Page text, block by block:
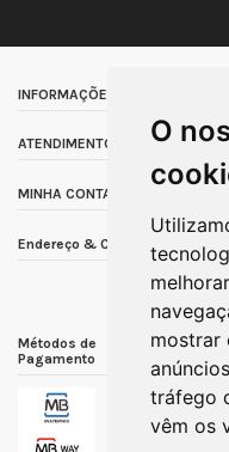
O
mostrar
tráfego
vêm os
INFORMAÇÕES
ATENDIMENTO AO CLIENTE
MINHA CONTA
Endereço & Contacto
Métodos de
Pagamento